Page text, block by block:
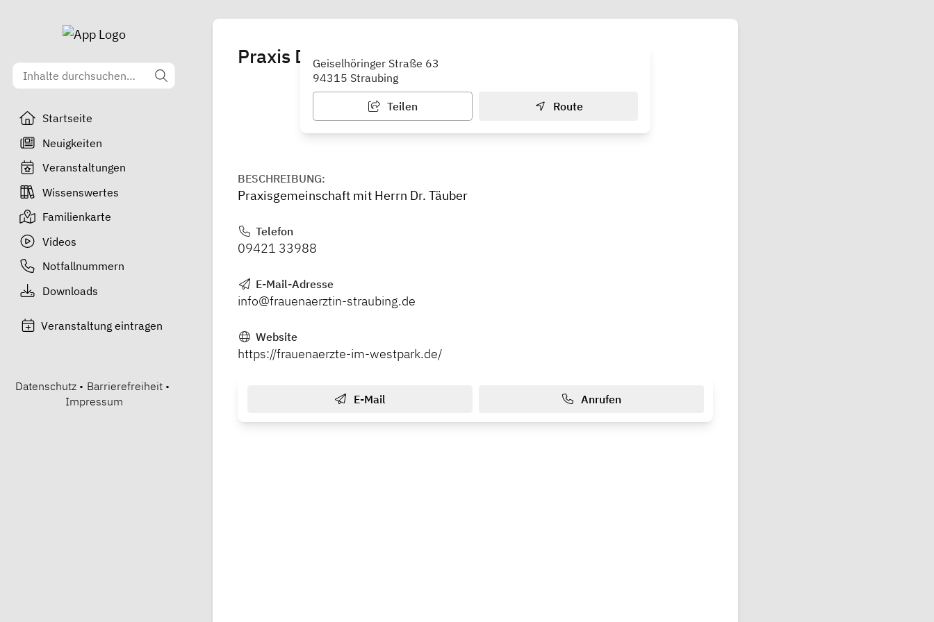
Startseite
Neuigkeiten
Veranstaltungen
Wissenswertes
Familienkarte
Videos
Notfallnummern
Downloads
Veranstaltung eintragen
Datenschutz • Barrierefreiheit •
Impressum
Praxis Dr. med. Susanne Goldenstein
Geiselhöringer Straße 63
94315 Straubing
Teilen Route
BESCHREIBUNG:
Praxisgemeinschaft mit Herrn Dr. Täuber
Telefon
09421 33988
E-Mail-Adresse
info@frauenaerztin-straubing.de
Website
https://frauenaerzte-im-westpark.de/
E-Mail Anrufen